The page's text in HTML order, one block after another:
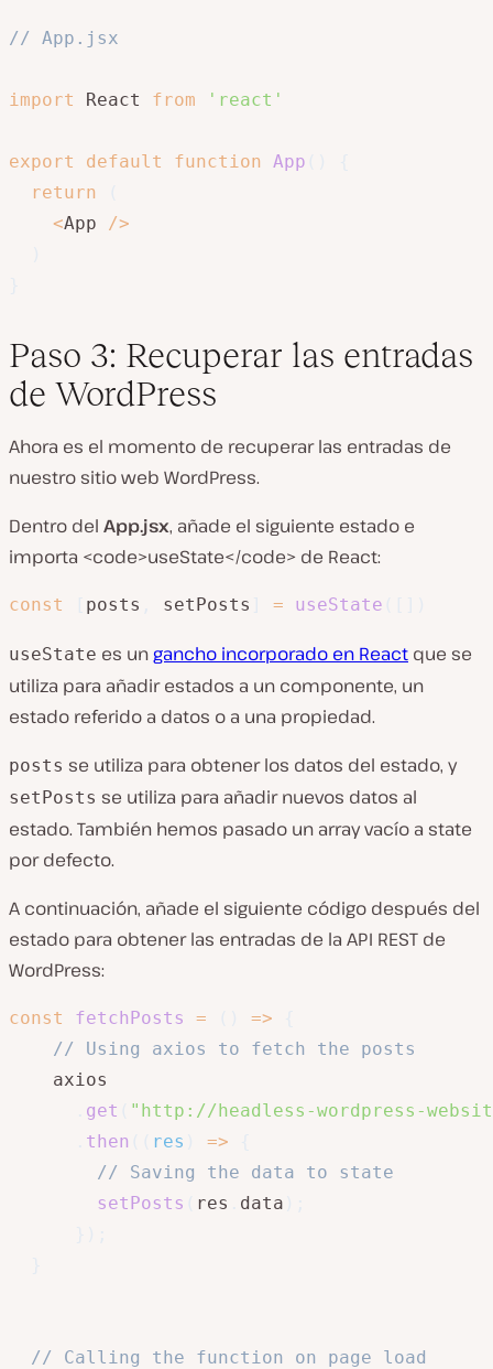
// App.jsx
import React from 'react'
export default function App
return
<App />
Paso 3: Recuperar las entradas
de WordPress
Ahora es el momento de recuperar las entradas de
nuestro sitio web WordPress.
Dentro del App.jsx, añade el siguiente estado e
importa <code>useState</code> de React:
const posts setPosts = useState
useState es ungancho incorporado en React que se
utiliza para añadir estados a un componente, un
estado referido a datos o a una propiedad.
posts se utiliza para obtener los datos del estado, y
setPosts se utiliza para añadir nuevos datos al
estado. También hemos pasado un array vacío a state
por defecto.
A continuación, añade el siguiente código después del
estado para obtener las entradas de la API REST de
WordPress:
const fetchPosts = =>
// Using axios to fetch the posts
    axios
get
"http://headless-wordpress-
then res =>
// Saving the data to state
setPosts
res data
// Calling the function on page load